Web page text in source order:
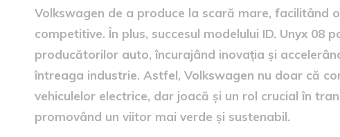
Volkswagen de a produce la scară mare, facilitând
competitive. În plus, succesul modelului ID. Unyx 08
producătorilor auto, încurajând inovația și
întreaga industrie. Astfel, Volkswagen nu doar că
vehiculelor electrice, dar joacă și un rol crucial în
promovând un viitor mai verde și sustenabil.